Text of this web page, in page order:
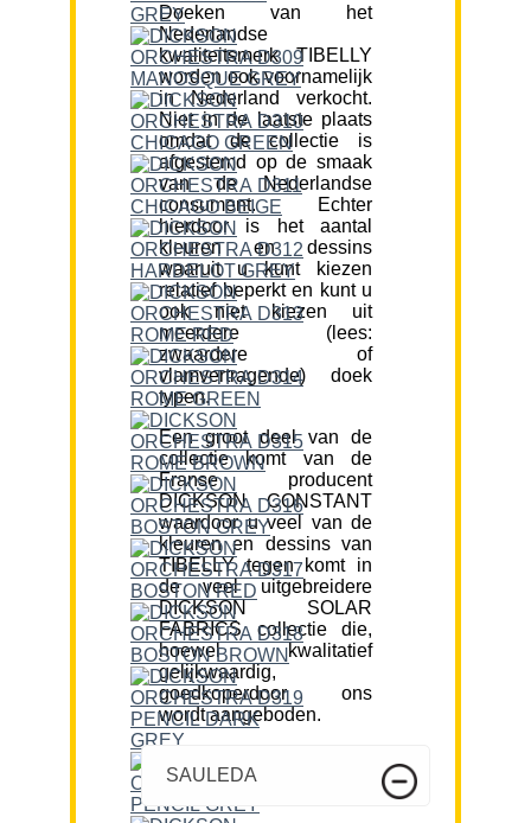
Doeken van het
Nederlandse
kwaliteitsmerk TIBELLY
worden ook voornamelijk
in Nederland verkocht.
Niet in de laatste plaats
omdat de collectie is
afgestemd op de smaak
van de Nederlandse
consument. Echter
hierdoor is het aantal
kleuren en dessins
waaruit u kunt kiezen
relatief beperkt en kunt u
ook niet kiezen uit
meerdere (lees:
zwaardere of
vlamvertragende) doek
typen.
Een groot deel van de
collectie komt van de
Franse producent
DICKSON CONSTANT
waardoor u veel van de
kleuren en dessins van
TIBELLY tegen komt in
de veel uitgebreidere
DICKSON SOLAR
FABRICS collectie die,
hoewel kwalitatief
gelijkwaardig,
goedkoperdoor ons
wordt aangeboden.
SAULEDA